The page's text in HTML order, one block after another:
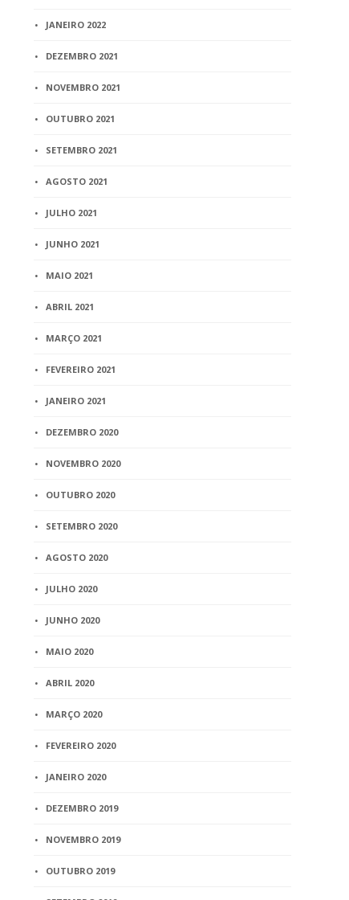
JANEIRO 2022
DEZEMBRO 2021
NOVEMBRO 2021
OUTUBRO 2021
SETEMBRO 2021
AGOSTO 2021
JULHO 2021
JUNHO 2021
MAIO 2021
ABRIL 2021
MARÇO 2021
FEVEREIRO 2021
JANEIRO 2021
DEZEMBRO 2020
NOVEMBRO 2020
OUTUBRO 2020
SETEMBRO 2020
AGOSTO 2020
JULHO 2020
JUNHO 2020
MAIO 2020
ABRIL 2020
MARÇO 2020
FEVEREIRO 2020
JANEIRO 2020
DEZEMBRO 2019
NOVEMBRO 2019
OUTUBRO 2019